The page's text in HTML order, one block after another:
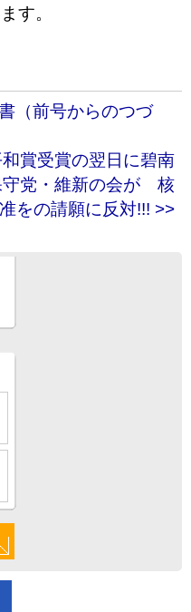
す。
（前号からのつづ
賞受賞の翌日に碧南
党・維新の会が 核
をの請願に反対!!! >>